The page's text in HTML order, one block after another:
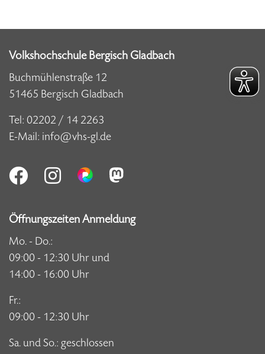
Volkshochschule Bergisch Gladbach
Buchmühlenstraße 12
51465 Bergisch Gladbach
Tel: 02202 / 14 2263
E-Mail: info@vhs-gl.de
Öffnungszeiten Anmeldung
Mo. - Do.:
09:00 - 12:30 Uhr und
14:00 - 16:00 Uhr
Fr.:
09:00 - 12:30 Uhr
Sa. und So.: geschlossen